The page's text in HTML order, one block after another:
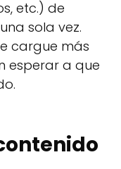
etc.) de
sola vez.
cargue más
esperar a que